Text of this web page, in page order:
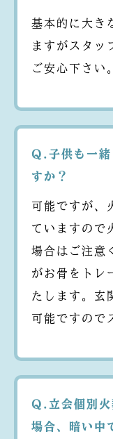
基本的に大き
ますがスタッ
ご安心下さい。
Q.子供も一緒
すか？
可能ですが、
ていますので
場合はご注意
がお骨をトレ
たします。玄
可能ですので
Q.立会個別火
場合、暗い中